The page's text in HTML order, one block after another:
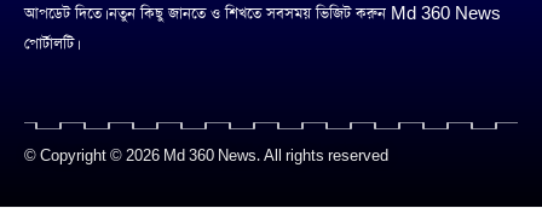
আপডেট দিতে। নতুন কিছু জানতে ও শিখতে সবসময় ভিজিট করুন Md 360 News
পোর্টালটি।
© Copyright © 2026 Md 360 News. All rights reserved